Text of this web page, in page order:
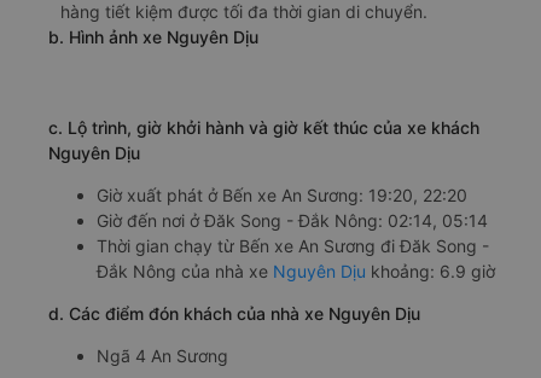
hàng tiết kiệm được tối đa thời gian di chuyển.
b. Hình ảnh xe Nguyên Dịu
c. Lộ trình, giờ khởi hành và giờ kết thúc của xe khách
Nguyên Dịu
Giờ xuất phát ở Bến xe An Sương: 19:20, 22:20
Giờ đến nơi ở Đăk Song - Đắk Nông: 02:14, 05:14
Thời gian chạy từ Bến xe An Sương đi Đăk Song -
Đắk Nông của nhà xe Nguyên Dịu khoảng: 6.9 giờ
d. Các điểm đón khách của nhà xe Nguyên Dịu
Ngã 4 An Sương